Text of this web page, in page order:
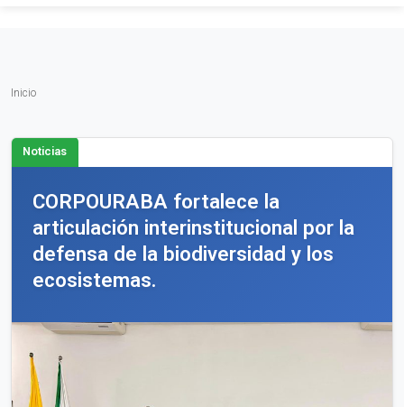
Inicio
Noticias
CORPOURABA fortalece la
articulación interinstitucional por la
defensa de la biodiversidad y los
ecosistemas.